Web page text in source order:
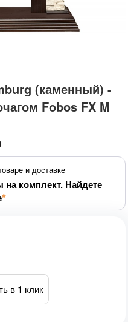
(каменный) -
Fobos FX M
и доставке
комплект. Найдете
в 1 клик